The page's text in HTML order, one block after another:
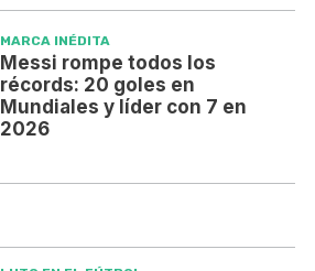
MARCA INÉDITA
Messi rompe todos los
récords: 20 goles en
Mundiales y líder con 7 en
2026